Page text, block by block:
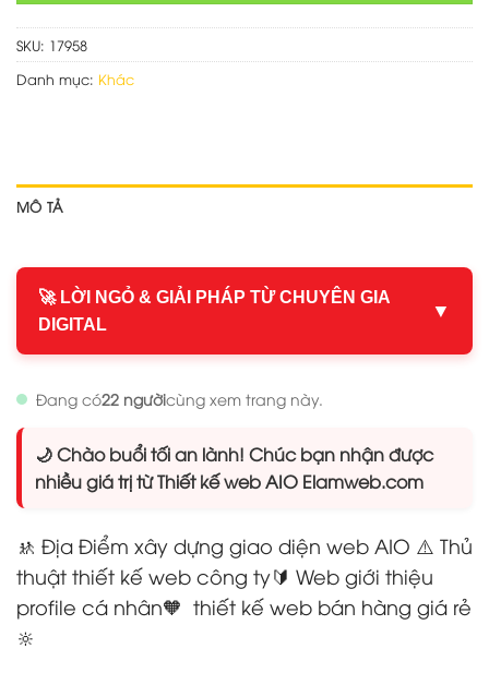
SKU: 17958
Danh mục: Khác
MÔ TẢ
🚀 LỜI NGỎ & GIẢI PHÁP TỪ CHUYÊN GIA
DIGITAL
▼
Đang có22 ngườicùng xem trang này.
🌙 Chào buổi tối an lành! Chúc bạn nhận được
nhiều giá trị từ Thiết kế web AIO Elamweb.com
🚸 Địa Điểm xây dựng giao diện web AIO ⚠️ Thủ
thuật thiết kế web công ty🔰 Web giới thiệu
profile cá nhân🧡 thiết kế web bán hàng giá rẻ
🔆